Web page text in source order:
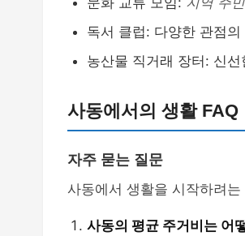
독서 클럽: 다양한 관점의
농산물 직거래 장터: 신선
사동에서의 생활 FAQ
자주 묻는 질문
사동에서 생활을 시작하려
사동의 평균 주거비는 어